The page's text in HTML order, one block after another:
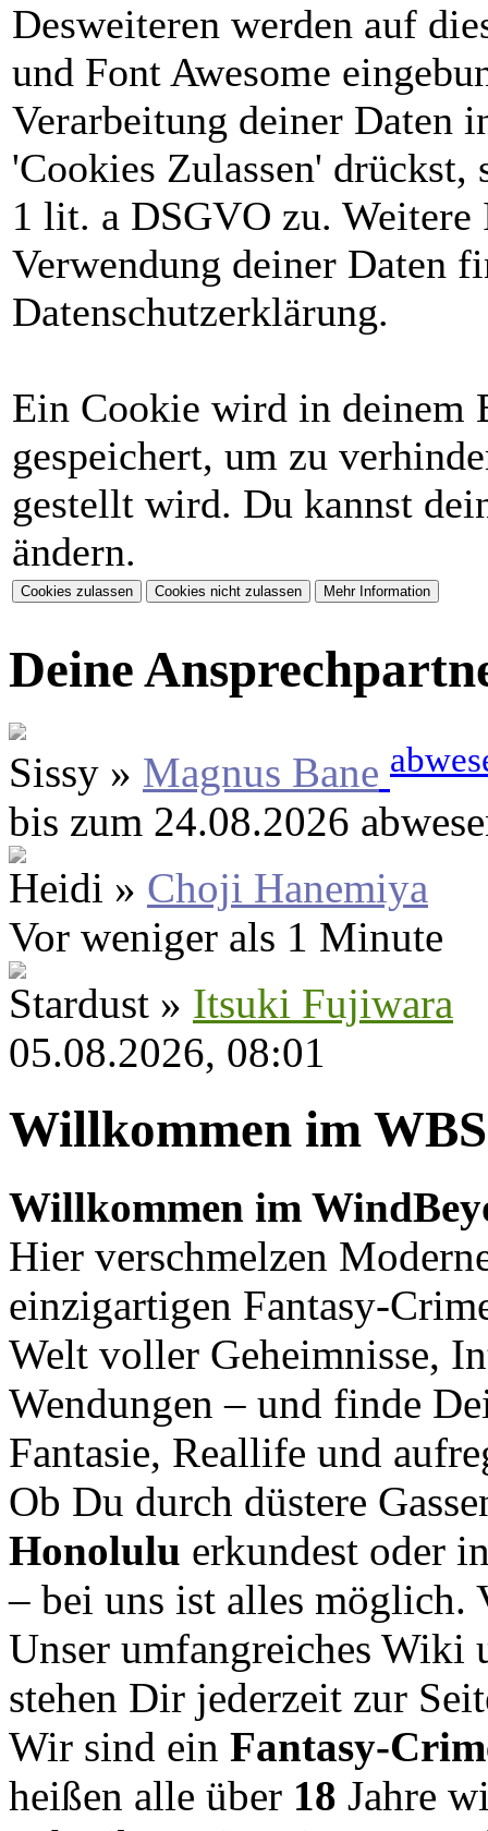
Desweiteren werden auf
und Font Awesome
Verarbeitung deiner Daten
'Cookies Zulassen'
1 lit. a DSGVO zu.
Verwendung deiner Daten
Datenschutzerklärung.
Ein Cookie wird in deinem
gespeichert, um zu
gestellt wird. Du kannst
ändern.
Deine
Sissy » Magnus Bane
bis zum 24.08.2026
Heidi » Choji Hanemiya
Vor weniger als 1 Minute
Stardust » Itsuki Fujiwara
05.08.2026, 08:01
Willkommen im WBS
Willkommen im
Hier verschmelzen
einzigartigen Fantasy-
Welt voller Geheimnisse,
Wendungen – und finde
Fantasie, Reallife und
Ob Du durch düstere
Honolulu erkundest oder
– bei uns ist alles möglich.
Unser umfangreiches Wiki
stehen Dir jederzeit zur
Wir sind ein Fantasy-
heißen alle über 18 Jahre